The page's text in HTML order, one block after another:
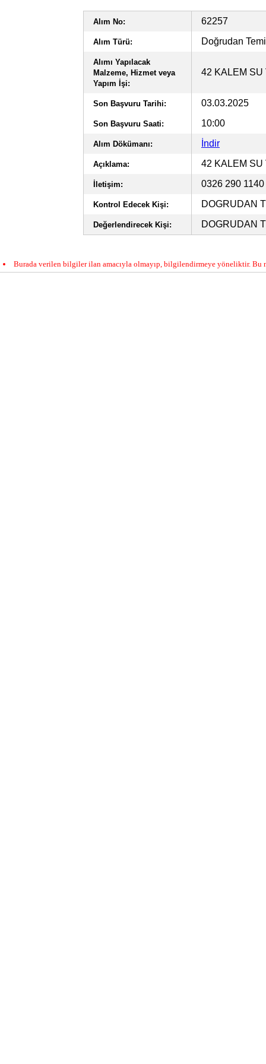
Alım No: 62257
Alım Türü: Doğrudan
Alımı Yapılacak
Malzeme, Hizmet veya
Yapım İşi:
42 KALEM SU
Son Başvuru Tarihi: 03.03.2025
Son Başvuru Saati: 10:00
Alım Dökümanı: İndir
Açıklama: 42 KALEM SU
İletişim: 0326 290 1140
Kontrol Edecek Kişi: DOGRUDAN
Değerlendirecek Kişi: DOGRUDAN
Burada verilen bilgiler ilan amacıyla olmayıp, bilgilendirmeye yöneliktir. Bu